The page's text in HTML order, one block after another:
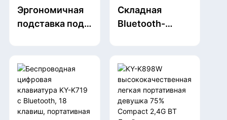
Эргономичная
подставка под
P054 (черный
силикон)
Складная
Bluetooth-
беспроводная
складная
клавиатура для
путешествий,